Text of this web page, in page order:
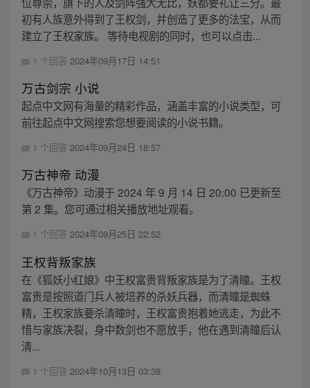
初有人族意外得到了王权剑，并创造了更多的法宝，从而
建立了王权家族。 等待电视剧的同时，也可以点击...
1 个回答 2024年09月17日 14:51
万古剑宗 小说
起点中文网有海量的精彩作品，涵盖丰富的小说类型，可
前往起点中文网搜索您想要阅读的小说书籍。
1 个回答 2024年09月24日 18:57
万古神帝 动漫
《万古神帝》动漫于 2024 年 9 月 14 日 20:00 已更新至
第 2 集。您可通过相关播放地址观看。
1 个回答 2024年09月25日 22:52
王权背叛家族
在《狐妖小红娘》中王权富贵背叛家族是为了清瞳。王权
富贵是按照道门兵人被培养的杀妖兵器，而清瞳是蜘蛛
精，王权家族要杀清瞳时，王权富贵抱着她逃走，为此不
惜与家族决裂，身中数剑也不愿放手，他在遇到清瞳后认
清...
1 个回答 2024年10月13日 03:38